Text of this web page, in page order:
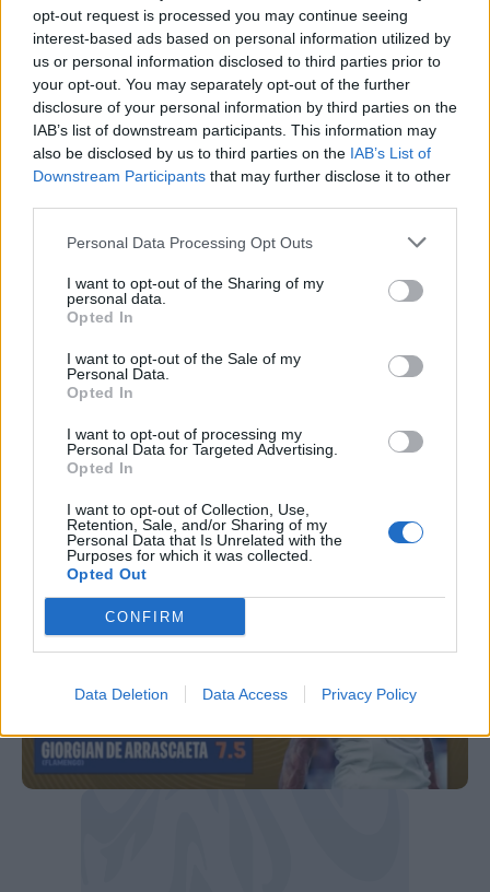
opt-out request is processed you may continue seeing
interest-based ads based on personal information utilized by
us or personal information disclosed to third parties prior to
your opt-out. You may separately opt-out of the further
disclosure of your personal information by third parties on the
IAB’s list of downstream participants. This information may
also be disclosed by us to third parties on the IAB’s List of
Downstream Participants that may further disclose it to other
Personal Data Processing Opt Outs
I want to opt-out of the Sharing of my
personal data.
Opted In
I want to opt-out of the Sale of my
Personal Data.
Opted In
I want to opt-out of processing my
Personal Data for Targeted Advertising.
Opted In
I want to opt-out of Collection, Use,
Retention, Sale, and/or Sharing of my
Personal Data that Is Unrelated with the
Purposes for which it was collected.
Opted Out
CONFIRM
Data Deletion Data Access Privacy Policy
uno che sa rifinire, ha dimostrato sensibilità
nel cross di Enzo Fernandez. Può fare
benissimo. Il suo voto è 6.5. Jackson invece è
7, è sorprendente: lega il gioco e serve un jolly
a Neto. Un passaggio da numero 10
speldndio. Un altro 7 in pagella arriva ad
segna un gol fondamentale. Ha dimostrato di
essere un grandissimo campione. Più
sorprendente Blanco: ha fatto una gara
davvero fantastica. Non solo l’assist con tanto
di tunnel e l’estro da esterno da attacco.
Maria: per lui 7.5. De Arrascaeta prende 7.5: un
grande antidoto contro il sonno. Ieri sera
davvero spettacolare".